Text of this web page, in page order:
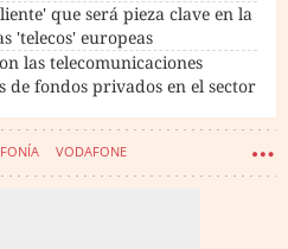
que será pieza clave en la
'telecos' europeas
las telecomunicaciones
de fondos privados en el sector
VODAFONE